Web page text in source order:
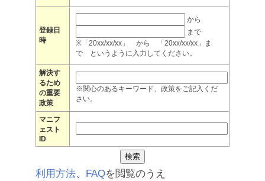
登録日
時
から
まで
※「20xx/xx/xx」 から 「20xx/xx/xx」ま
で というように入力してください。
解決す
るため
の重要
政策
※関心のあるキーワード、政策をご記入くだ
さい。
マニフ
ェスト
ID
利用方法、 FAQを閲覧のうえ